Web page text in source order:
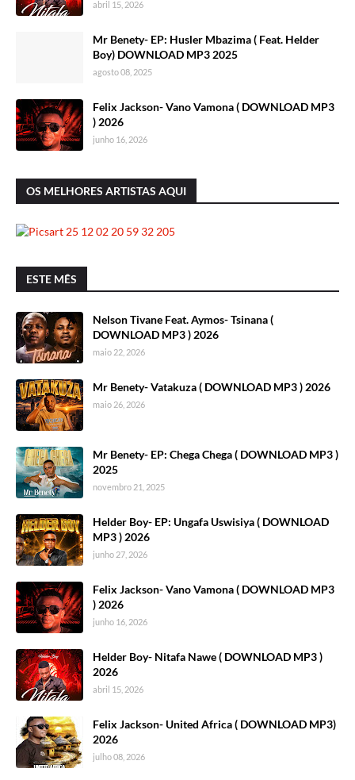
abril 15, 2026
Mr Benety- EP: Husler Mbazima ( Feat. Helder
Boy) DOWNLOAD MP3 2025
agosto 08, 2025
Felix Jackson- Vano Vamona ( DOWNLOAD MP3
) 2026
junho 16, 2026
OS MELHORES ARTISTAS AQUI
ESTE MÊS
Nelson Tivane Feat. Aymos- Tsinana (
DOWNLOAD MP3 ) 2026
maio 22, 2026
Mr Benety- Vatakuza ( DOWNLOAD MP3 ) 2026
maio 26, 2026
Mr Benety- EP: Chega Chega ( DOWNLOAD MP3 )
2025
novembro 21, 2025
Helder Boy- EP: Ungafa Uswisiya ( DOWNLOAD
MP3 ) 2026
junho 27, 2026
Felix Jackson- Vano Vamona ( DOWNLOAD MP3
) 2026
junho 16, 2026
Helder Boy- Nitafa Nawe ( DOWNLOAD MP3 )
2026
abril 15, 2026
Felix Jackson- United Africa ( DOWNLOAD MP3)
2026
julho 08, 2026